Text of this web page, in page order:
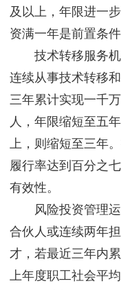
及以上，年限进一
资满一年是前置条件
技术转移服务机
连续从事技术转移
三年累计实现一千
人，年限缩短至五
上，则缩短至三年
履行率达到百分之
有效性。
风险投资管理运
合伙人或连续两年
才，若最近三年内
上年度职工社会平